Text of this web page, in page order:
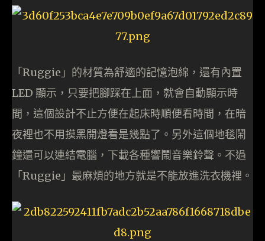
「Ruggie」的材質為舒適的記憶泡綿，還有內置
LED 顯示，只要把腳踩在上面，就會自動顯示時
間，這個設計不止方便在起床時順便看時間，在暗
夜裡也不用摸黑開燈看是幾點了。另外這個地毯鬧
鐘還可以連結電腦，下載各種響鬧音樂鈴聲。不過
「Ruggie」最麻煩的地方就是不能放進洗衣機裡。